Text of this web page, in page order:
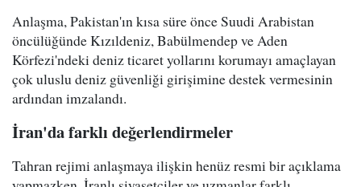
Anlaşma, Pakistan'ın kısa süre önce Suudi Arabistan
öncülüğünde Kızıldeniz, Babülmendep ve Aden
Körfezi'ndeki deniz ticaret yollarını korumayı amaçlayan
çok uluslu deniz güvenliği girişimine destek vermesinin
ardından imzalandı.
İran'da farklı değerlendirmeler
Tahran rejimi anlaşmaya ilişkin henüz resmi bir açıklama